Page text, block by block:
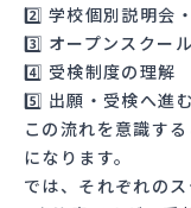
2️⃣ 学校個別説明会
3️⃣ オープンスクー
4️⃣ 受検制度の理解
5️⃣ 出願・受検へ進む
この流れを意識す
になります。
では、それぞれの